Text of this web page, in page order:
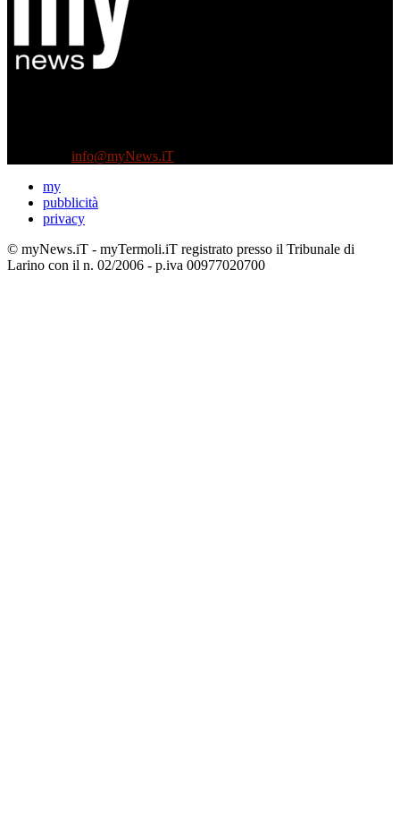
info@myNews.iT
my
pubblicità
privacy
© myNews.iT - myTermoli.iT registrato presso il Tribunale di
Larino con il n. 02/2006 - p.iva 00977020700